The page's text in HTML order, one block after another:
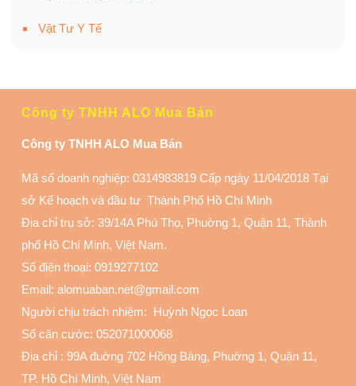
Vật Tư Y Tế
Công ty TNHH ALO Mua Bán
Công ty TNHH ALO Mua Bán
Mã số doanh nghiệp: 0314983819 Cấp ngày 11/04/2018 Tại
sở Kế hoạch và đầu tư Thành Phố Hồ Chí Minh
Địa chỉ trụ sở: 39/14A Phú Thọ, Phuờng 1, Quận 11, Thành
phố Hồ Chí Minh, Việt Nam.
Số điện thoại: 0919277102
Email: alomuaban.net@gmail.com
Người chịu trách nhiệm: Huỳnh Ngọc Loan
Số căn cước: 052071000068
Địa chỉ : 99A đuờng 702 Hồng Bàng, Phuờng 1, Quận 11,
TP. Hồ Chí Minh, Việt Nam